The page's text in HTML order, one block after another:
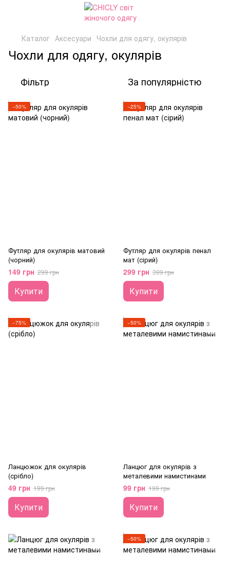
Каталог Аксесуари Чохли для одягу, окулярів
Чохли для одягу, окулярів
Фільтр За популярністю
−50%
Футляр для окулярів матовий
(чорний)
149 грн 299 грн
Купити
−25%
Футляр для окулярів пенал
мат (сірий)
299 грн 399 грн
Купити
−75%
Ланцюжок для окулярів
(срібло)
49 грн 199 грн
Купити
−50%
Ланцюг для окулярів з
металевими намистинами
99 грн 199 грн
Купити
−50%